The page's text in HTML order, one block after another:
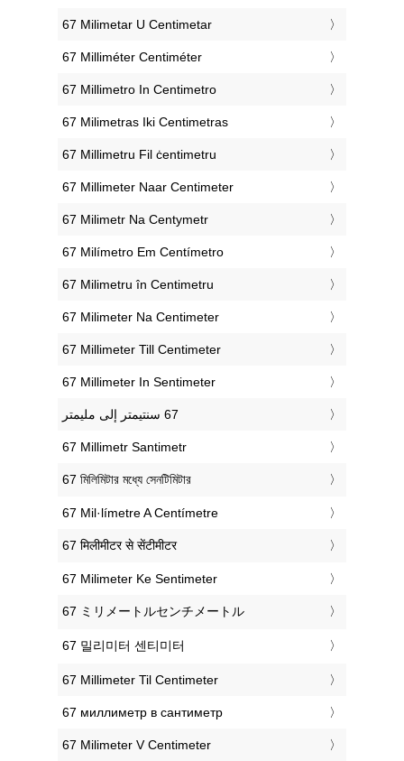
‎67 Milimetar U Centimetar
‎67 Milliméter Centiméter
‎67 Millimetro In Centimetro
‎67 Milimetras Iki Centimetras
‎67 Millimetru Fil ċentimetru
‎67 Millimeter Naar Centimeter
‎67 Milimetr Na Centymetr
‎67 Milímetro Em Centímetro
‎67 Milimetru în Centimetru
‎67 Milimeter Na Centimeter
‎67 Millimeter Till Centimeter
‎67 Millimeter In Sentimeter
‎67 Millimetr Santimetr
‎67 মিলিমিটার মধ্যে সেনটিমিটার
‎67 Mil·límetre A Centímetre
‎67 मिलीमीटर से सेंटीमीटर
‎67 Milimeter Ke Sentimeter
‎67 ミリメートルセンチメートル
‎67 밀리미터 센티미터
‎67 Millimeter Til Centimeter
‎67 миллиметр в сантиметр
‎67 Milimeter V Centimeter